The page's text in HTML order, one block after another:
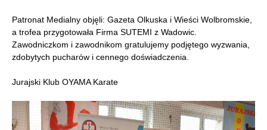
Patronat Medialny objęli: Gazeta Olkuska i Wieści Wolbromskie,
a trofea przygotowała Firma SUTEMI z Wadowic.
Zawodniczkom i zawodnikom gratulujemy podjętego wyzwania,
zdobytych pucharów i cennego doświadczenia.
Jurajski Klub OYAMA Karate